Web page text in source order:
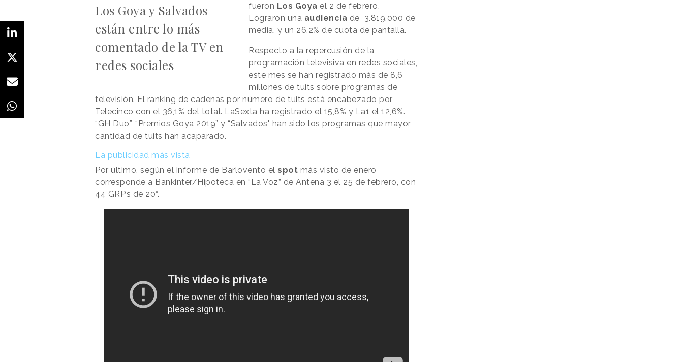
Los Goya y Salvados
están entre lo más
comentado de la TV en
redes sociales
fueron Los Goya el 2 de febrero.
Lograron una audiencia de 3.819.000 de
media, y un 26,2% de cuota de pantalla.
Respecto a la repercusión de la
programación televisiva en redes sociales,
este mes se han registrado más de 8,6
millones de tuits sobre programas de
televisión. El ranking de cadenas por número de tuits está encabezado por
Telecinco con el 36,1% del total. LaSexta ha registrado el 15,8% y La1 el 12,6%.
“GH Duo”, “Premios Goya 2019” y “Salvados" han sido los programas que mayor
cantidad de tuits han acaparado.
La publicidad más vista
Por último, según el informe de Barlovento el spot más visto de enero
corresponde a Bankinter/Hipoteca en “La Voz” de Antena 3 el 25 de febrero, con
44 GRP’s de 20“.